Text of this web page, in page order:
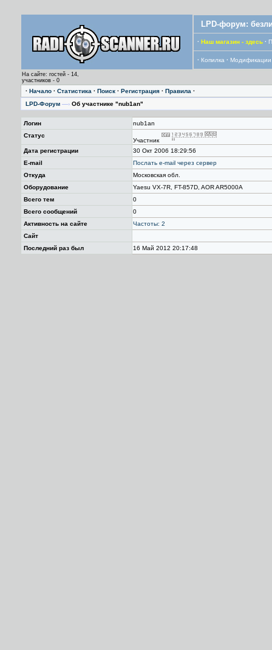
LPD-форум:
· Наш магазин - здесь ·
· Копилка · Модификации
На сайте: гостей - 14,
участников - 0
· Начало · Статистика · Поиск · Регистрация · Правила ·
LPD-Форум —› Об участнике "nub1an"
Логин
nub1an
Статус
Участник
Дата регистрации
30 Окт 2006 18:29:56
E-mail
Послать е-mail через сервер
Откуда
Московская обл.
Оборудование
Yaesu VX-7R, FT-857D, AOR AR5000A
Всего тем
0
Всего сообщений
0
Активность на сайте
Частоты: 2
Сайт
Последний раз был
16 Май 2012 20:17:48